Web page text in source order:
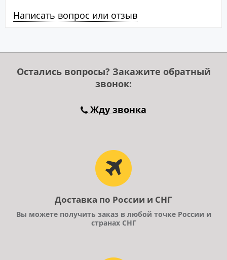
Написать вопрос или отзыв
Остались вопросы? Закажите обратный
звонок:
Жду звонка
Доставка по России и СНГ
Вы можете получить заказ в любой точке России и
странах СНГ